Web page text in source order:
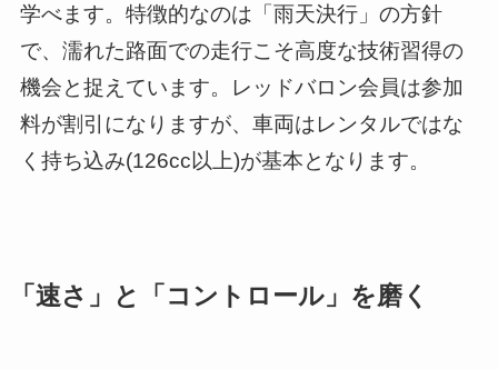
学べます。特徴的なのは「雨天決行」の方針
で、濡れた路面での走行こそ高度な技術習得の
機会と捉えています。レッドバロン会員は参加
料が割引になりますが、車両はレンタルではな
く持ち込み(126cc以上)が基本となります。
「速さ」と「コントロール」を磨く